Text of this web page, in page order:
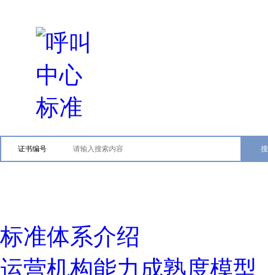
证书编号
标准体系介绍
运营机构能力成熟度模型